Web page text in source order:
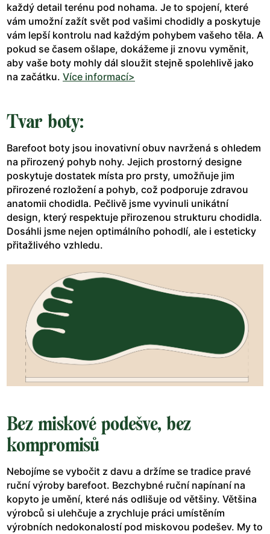
každý detail terénu pod nohama. Je to spojení, které
vám umožní zažít svět pod vašimi chodidly a poskytuje
vám lepší kontrolu nad každým pohybem vašeho těla. A
pokud se časem ošlape, dokážeme ji znovu vyměnit,
aby vaše boty mohly dál sloužit stejně spolehlivě jako
na začátku. Více informací>
Tvar boty:
Barefoot boty jsou inovativní obuv navržená s ohledem
na přirozený pohyb nohy. Jejich prostorný designe
poskytuje dostatek místa pro prsty, umožňuje jim
přirozené rozložení a pohyb, což podporuje zdravou
anatomii chodidla. Pečlivě jsme vyvinuli unikátní
design, který respektuje přirozenou strukturu chodidla.
Dosáhli jsme nejen optimálního pohodlí, ale i esteticky
přitažlivého vzhledu.
Bez miskové podešve, bez
kompromisů
Nebojíme se vybočit z davu a držíme se tradice pravé
ruční výroby barefoot. Bezchybné ruční napínaní na
kopyto je umění, které nás odlišuje od většiny. Většina
výrobců si ulehčuje a zrychluje práci umístěním
výrobních nedokonalostí pod miskovou podešev. My to